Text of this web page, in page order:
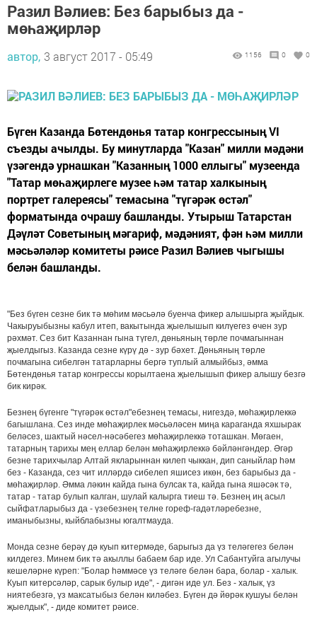
Разил Вәлиев: Без барыбыз да -
мөһаҗирләр
автор, 3 август 2017 - 05:49 1156 0 0
Бүген Казанда Бөтендөнья татар конгрессының VI
съезды ачылды. Бу минутларда "Казан" милли мәдәни
үзәгендә урнашкан "Казанның 1000 еллыгы" музеенда
"Татар мөһаҗирлеге музее һәм татар халкының
портрет галереясы" темасына "түгәрәк өстәл"
форматында очрашу башланды. Утырыш Татарстан
Дәүләт Советының мәгариф, мәдәният, фән һәм милли
мәсьәләләр комитеты рәисе Разил Вәлиев чыгышы
белән башланды.
"Без бүген сезне бик тә мөһим мәсьәлә буенча фикер алышырга җыйдык.
Чакыруыбызны кабул итеп, вакытында җыелышып килүегез өчен зур
рәхмәт. Сез бит Казаннан гына түгел, дөньяның төрле почмагыннан
җыелдыгыз. Казанда сезне күрү дә - зур бәхет. Дөньяның төрле
почмагына сибелгән татарларны бергә туплый алмыйбыз, әмма
Бөтендөнья татар конгрессы корылтаена җыелышып фикер алышу безгә
бик кирәк.
Безнең бүгенге "түгәрәк өстәл"ебезнең темасы, нигездә, мөһаҗирлеккә
багышлана. Сез инде мөһаҗирлек мәсьәләсен миңа караганда яхшырак
беләсез, шактый нәсел-нәсәбегез мөһаҗирлеккә тоташкан. Мөгаен,
татарның тарихы мең еллар белән мөһаҗирлеккә бәйләнгәндер. Әгәр
безне тарихчылар Алтай якларыннан килеп чыккан, дип саныйлар һәм
без - Казанда, сез чит илләрдә сибелеп яшисез икөн, без барыбыз да -
мөһаҗирләр. Әмма ләкин кайда гына булсак та, кайда гына яшәсәк тә,
татар - татар булып калган, шулай калырга тиеш тә. Безнең иң асыл
сыйфатларыбыз да - үзебезнең телне гореф-гадәтләребезне,
иманыбызны, кыйблабызны югалтмауда.
Монда сезне берәү дә куып китермәде, барыгыз да үз теләгегез белән
килдегез. Минем бик тә акыллы бабаем бар иде. Ул Сабантуйга агылучы
кешеләрне күреп: "Болар һәммәсе үз теләге белән бара, болар - халык.
Куып китерсәләр, сарык булыр иде", - дигән иде ул. Без - халык, үз
ниятебезгә, үз максатыбыз белән киләбез. Бүген дә йөрәк кушуы белән
җыелдык", - диде комитет рәисе.